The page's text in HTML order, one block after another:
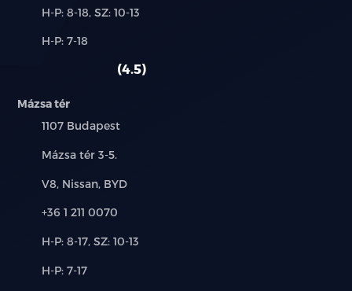
Új-
használt
H-P: 8-18, SZ: 10-13
Alkatrész,
H-P: 7-18
4.5
Mázsa tér
Település:
1107 Budapest
Cím:
Mázsa tér 3-5.
Márkák:
V8, Nissan, BYD
Telefon:
+36 1 211 0070
Új-
használt
H-P: 8-17, SZ: 10-13
Alkatrész,
H-P: 7-17